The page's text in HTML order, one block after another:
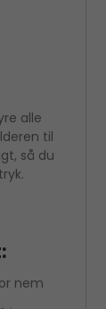
alle
til
så du
nem